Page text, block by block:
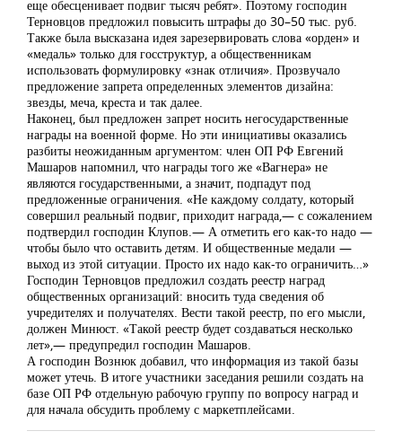
еще обесценивает подвиг тысяч ребят». Поэтому господин
Терновцов предложил повысить штрафы до 30–50 тыс. руб.
Также была высказана идея зарезервировать слова «орден» и
«медаль» только для госструктур, а общественникам
использовать формулировку «знак отличия». Прозвучало
предложение запрета определенных элементов дизайна:
звезды, меча, креста и так далее.
Наконец, был предложен запрет носить негосударственные
награды на военной форме. Но эти инициативы оказались
разбиты неожиданным аргументом: член ОП РФ Евгений
Машаров напомнил, что награды того же «Вагнера» не
являются государственными, а значит, подпадут под
предложенные ограничения. «Не каждому солдату, который
совершил реальный подвиг, приходит награда,— с сожалением
подтвердил господин Клупов.— А отметить его как-то надо —
чтобы было что оставить детям. И общественные медали —
выход из этой ситуации. Просто их надо как-то ограничить…»
Господин Терновцов предложил создать реестр наград
общественных организаций: вносить туда сведения об
учредителях и получателях. Вести такой реестр, по его мысли,
должен Минюст. «Такой реестр будет создаваться несколько
лет»,— предупредил господин Машаров.
А господин Вознюк добавил, что информация из такой базы
может утечь. В итоге участники заседания решили создать на
базе ОП РФ отдельную рабочую группу по вопросу наград и
для начала обсудить проблему с маркетплейсами.